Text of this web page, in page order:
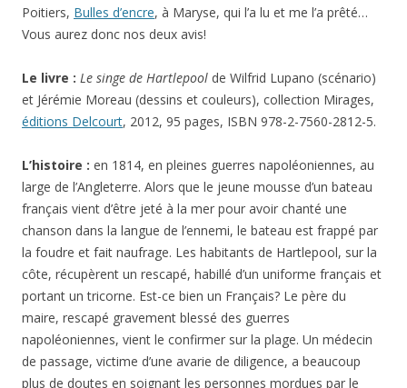
Poitiers, Bulles d’encre, à Maryse, qui l’a lu et me l’a prêté…
Vous aurez donc nos deux avis!
Le livre : Le singe de Hartlepool de Wilfrid Lupano (scénario)
et Jérémie Moreau (dessins et couleurs), collection Mirages,
éditions Delcourt, 2012, 95 pages, ISBN 978-2-7560-2812-5.
L’histoire : en 1814, en pleines guerres napoléoniennes, au
large de l’Angleterre. Alors que le jeune mousse d’un bateau
français vient d’être jeté à la mer pour avoir chanté une
chanson dans la langue de l’ennemi, le bateau est frappé par
la foudre et fait naufrage. Les habitants de Hartlepool, sur la
côte, récupèrent un rescapé, habillé d’un uniforme français et
portant un tricorne. Est-ce bien un Français? Le père du
maire, rescapé gravement blessé des guerres
napoléoniennes, vient le confirmer sur la plage. Un médecin
de passage, victime d’une avarie de diligence, a beaucoup
plus de doutes en soignant les personnes mordues par le